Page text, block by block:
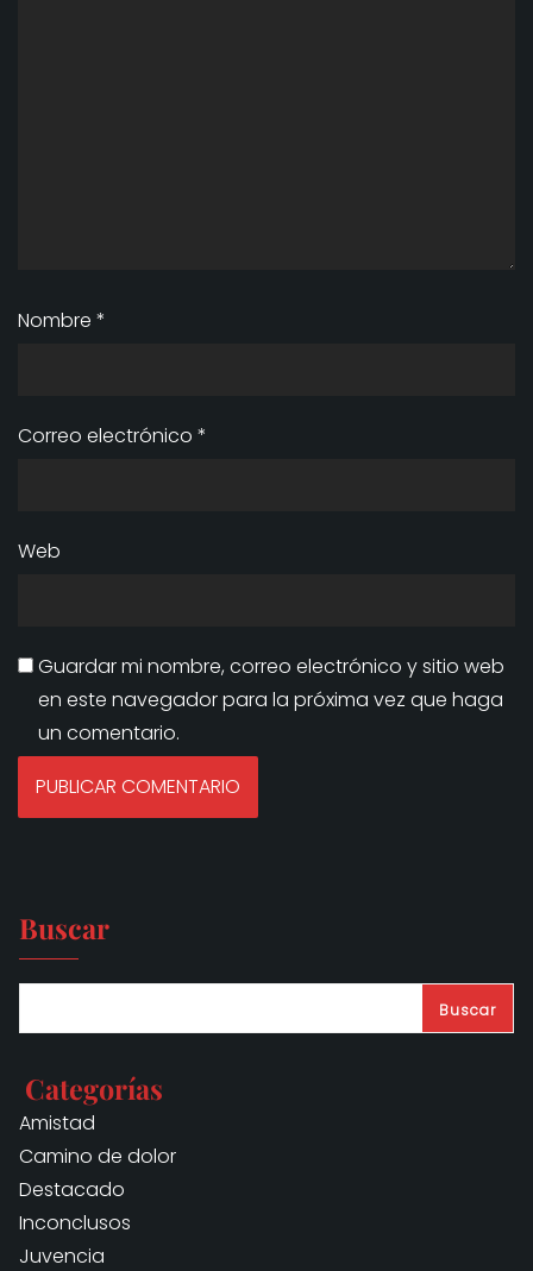
Nombre *
Correo electrónico *
Web
Guardar mi nombre, correo electrónico y sitio web
en este navegador para la próxima vez que haga
un comentario.
Buscar
Buscar
Categorías
Amistad
Camino de dolor
Destacado
Inconclusos
Juvencia